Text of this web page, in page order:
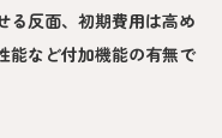
る反面、初期費用は高め
能など付加機能の有無で